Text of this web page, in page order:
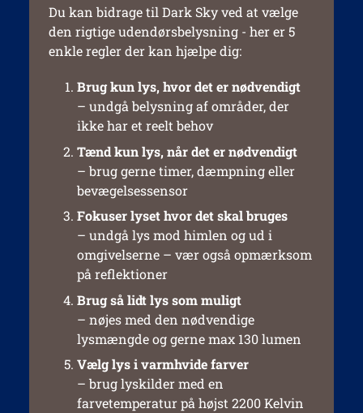
Du kan bidrage til Dark Sky ved at vælge
den rigtige udendørsbelysning - her er 5
enkle regler der kan hjælpe dig:
Brug kun lys, hvor det er nødvendigt
– undgå belysning af områder, der
ikke har et reelt behov
Tænd kun lys, når det er nødvendigt
– brug gerne timer, dæmpning eller
bevægelsessensor
Fokuser lyset hvor det skal bruges
– undgå lys mod himlen og ud i
omgivelserne – vær også opmærksom
på reflektioner
Brug så lidt lys som muligt
– nøjes med den nødvendige
lysmængde og gerne max 130 lumen
Vælg lys i varmhvide farver
– brug lyskilder med en
farvetemperatur på højst 2200 Kelvin